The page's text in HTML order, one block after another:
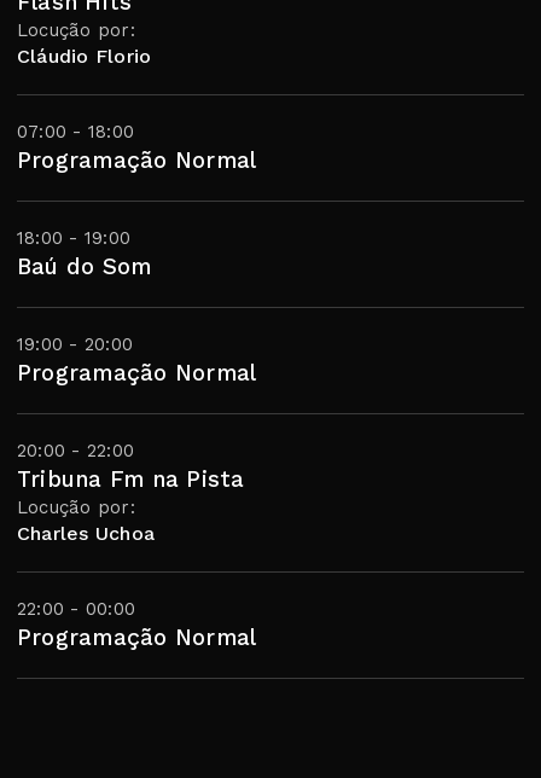
Locução por:
Cláudio Florio
07:00 - 18:00
Programação Normal
18:00 - 19:00
Baú do Som
19:00 - 20:00
Programação Normal
20:00 - 22:00
Tribuna Fm na Pista
Locução por:
Charles Uchoa
22:00 - 00:00
Programação Normal